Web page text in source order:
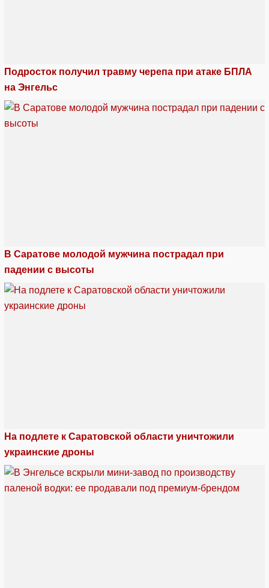
Подросток получил травму черепа при атаке БПЛА
на Энгельс
В Саратове молодой мужчина пострадал при
падении с высоты
На подлете к Саратовской области уничтожили
украинские дроны